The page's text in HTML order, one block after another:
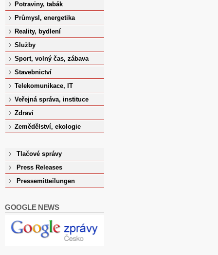
Potraviny, tabák
Průmysl, energetika
Reality, bydlení
Služby
Sport, volný čas, zábava
Stavebnictví
Telekomunikace, IT
Veřejná správa, instituce
Zdraví
Zemědělství, ekologie
Tlačové správy
Press Releases
Pressemitteilungen
GOOGLE NEWS